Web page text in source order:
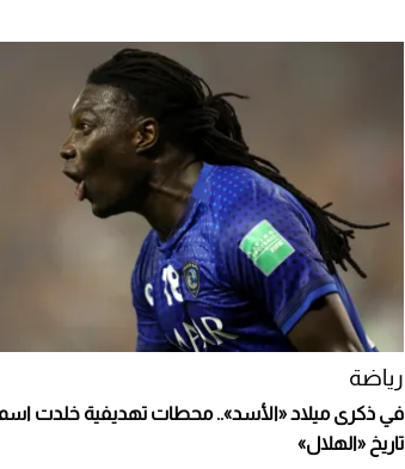
رياضة
في ذكرى ميلاد «الأسد».. محطات تهديفية خلدت
تاريخ «الهلال»